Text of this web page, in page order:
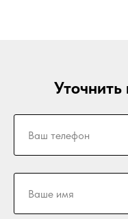
Уточнить